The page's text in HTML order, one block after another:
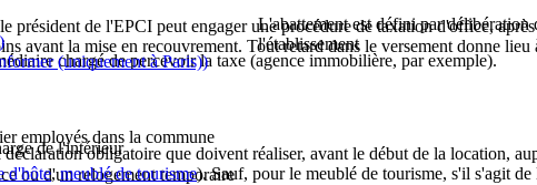
L'abattement est défini par
l'établissement
employés dans la commune
ou d'un relogement temporaire
chargé de percevoir la taxe (agence immobilière, par exemple).
président de l'EPCI peut engager une procédure de taxation d'office,
avant la mise en recouvrement. Tout retard dans le versement donne
obligatoire que doivent réaliser, avant le début de la location,
d'hôte,meublé de tourisme). Sauf, pour le meublé de tourisme, s'il s'agit
(uniquement à Paris))
de l'intérieur